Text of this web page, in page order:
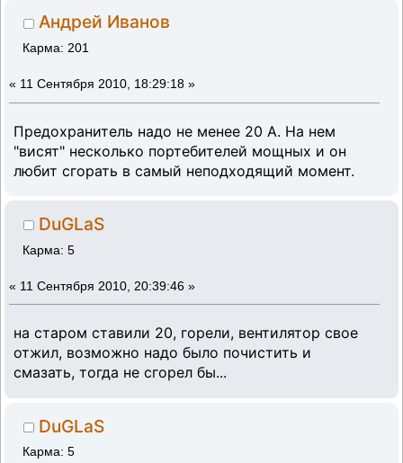
Андрей Иванов
Карма: 201
« 11 Сентября 2010, 18:29:18 »
Предохранитель надо не менее 20 А. На нем
"висят" несколько портебителей мощных и он
любит сгорать в самый неподходящий момент.
DuGLaS
Карма: 5
« 11 Сентября 2010, 20:39:46 »
на старом ставили 20, горели, вентилятор свое
отжил, возможно надо было почистить и
смазать, тогда не сгорел бы...
DuGLaS
Карма: 5